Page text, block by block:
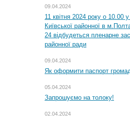
09.04.2024
11 квітня 2024 року о 10.00
Київської районної в
24 відбудеться пленарне
районної ради
09.04.2024
Як оформити паспорт
05.04.2024
Запрошуємо на толоку!
02.04.2024